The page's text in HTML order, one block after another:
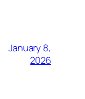
January 8,
2026